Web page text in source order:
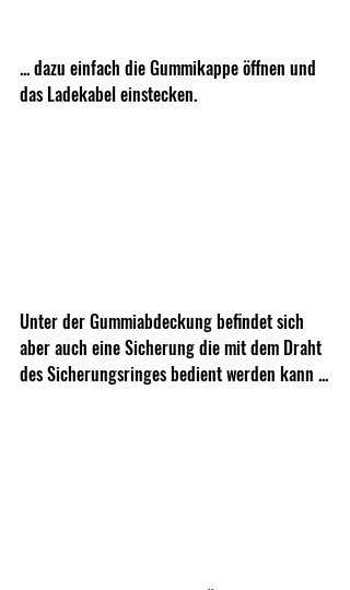
... dazu einfach die Gummikappe öffnen und
das Ladekabel einstecken.
Unter der Gummiabdeckung befindet sich
aber auch eine Sicherung die mit dem Draht
des Sicherungsringes bedient werden kann ...